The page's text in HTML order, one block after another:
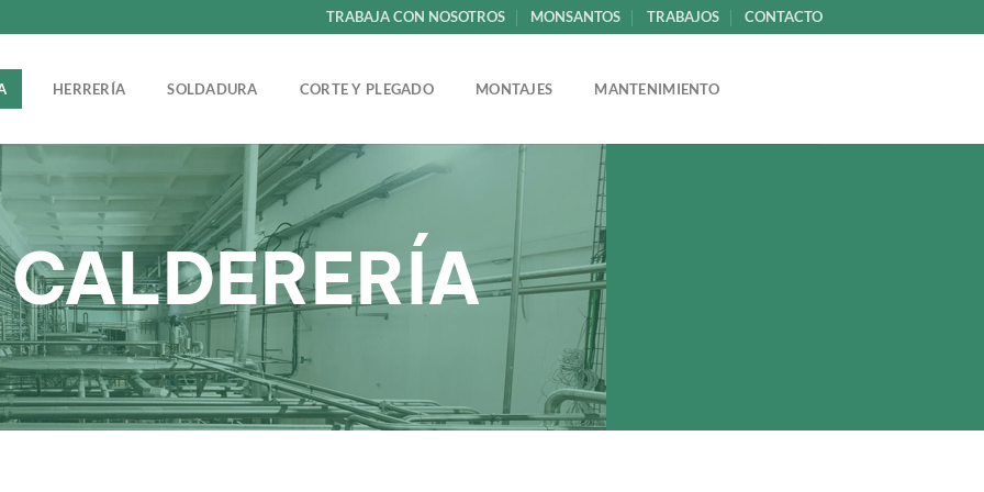
TRABAJA CON NOSOTROS MONSANTOS TRABAJOS CONTACTO
HERRERÍA SOLDADURA CORTE Y PLEGADO MONTAJES MANTENIMIENTO
CALDERERÍA